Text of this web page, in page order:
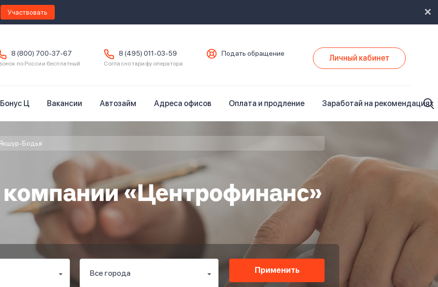
Участвовать
8 (800) 700-37-67
по России бесплатный
8 (495) 011-03-59
Согласно тарифу оператора
Подать обращение Личный кабинет
Бонус Ц Вакансии Автозайм Адреса офисов Оплата и продление Заработай на рекомендациях
Бодья
компании «Центрофинанс»
Применить